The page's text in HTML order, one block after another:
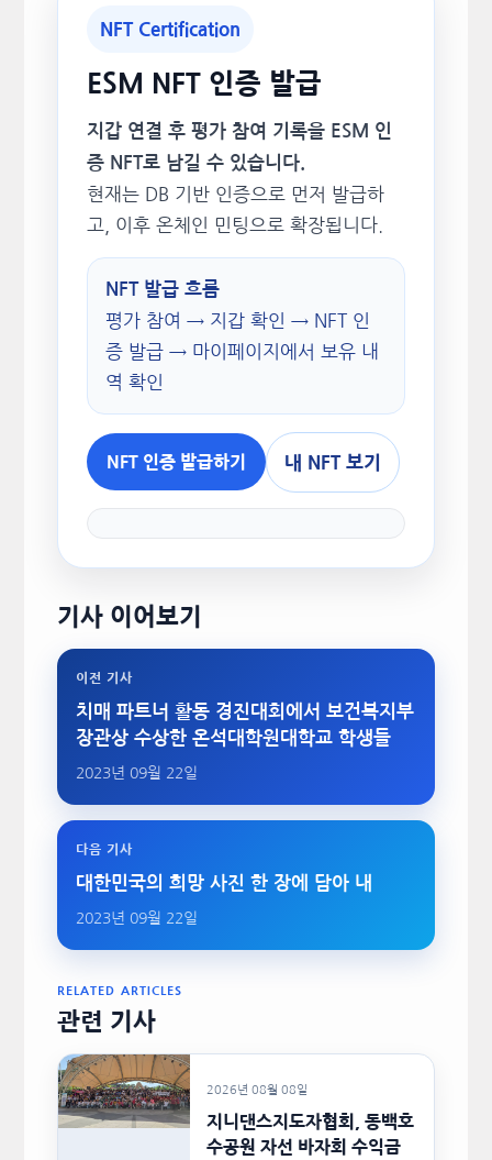
NFT Certification
ESM NFT 인증 발급
지갑 연결 후 평가 참여 기록을 ESM 인
증 NFT로 남길 수 있습니다.
현재는 DB 기반 인증으로 먼저 발급하
고, 이후 온체인 민팅으로 확장됩니다.
NFT 발급 흐름
평가 참여 → 지갑 확인 → NFT 인
증 발급 → 마이페이지에서 보유 내
역 확인
NFT 인증 발급하기 내 NFT 보기
기사 이어보기
이전 기사
치매 파트너 활동 경진대회에서 보건복지부
장관상 수상한 온석대학원대학교 학생들
2023년 09월 22일
다음 기사
대한민국의 희망 사진 한 장에 담아 내
2023년 09월 22일
RELATED ARTICLES
관련 기사
2026년 08월 08일
지니댄스지도자협회, 동백호
수공원 자선 바자회 수익금